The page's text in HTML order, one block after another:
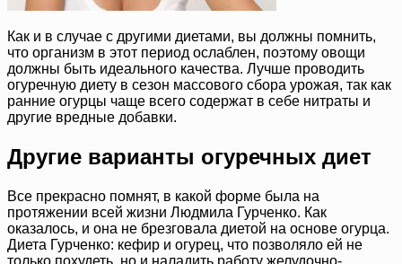
Как и в случае с другими диетами, вы должны помнить,
что организм в этот период ослаблен, поэтому овощи
должны быть идеального качества. Лучше проводить
огуречную диету в сезон массового сбора урожая, так как
ранние огурцы чаще всего содержат в себе нитраты и
другие вредные добавки.
Другие варианты огуречных диет
Все прекрасно помнят, в какой форме была на
протяжении всей жизни Людмила Гурченко. Как
оказалось, и она не брезговала диетой на основе огурца.
Диета Гурченко: кефир и огурец, что позволяло ей не
только похудеть, но и наладить работу желудочно-